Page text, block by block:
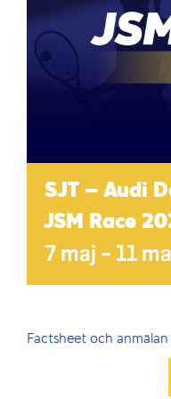
SJT – Audi
JSM Race
7 maj – 11
Factsheet och anmälan